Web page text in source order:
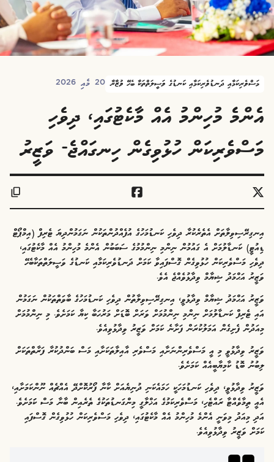
މަސްވެރިކަމާއި ދަނޑުވެރިކަމާއި ކަނޑުގެ ވަސީލަތްތަކާ ބެހޭ ވުޒާރާ 20 މެއި 2026
އެންމެ މުހިންމު އެއް މާކެޓުގައި، ދިވެހި
މަސްވެރިކަން ހުޅުވިގެން ހިނގައްޖެ- ވަޒީރު
އިނގިރޭސިވިލާތަށް އެތެރެކުރާ ދިވެހި ކަނޑުމަހުގެ އުފެއްދުންތަކުން ނަގަމުންދިޔަ ޓެރިފް (އިމްޕޯޓް
ޑިއުޓީ) ކަނޑާލުމަށް އެ ގައުމުން ނިންމި ނިންމުމުގެ ސަބަބުން އެންމެ މުހިންމު އެއް މާކެޓުގައި،
ދިވެހި މަސްވެރިކަން ހުޅުވިގެން ގޮސްފައިވާ ކަމަށް ދަނޑުވެރިކަމާއި ކަނޑުގެ ވަސީލަތްތަކާބެހޭ
ވަޒީރު އަޙްމަދު ޝިޔާމް ވިދާޅުވެއްޖެ އެވެ.
ވަޒީރު އަޙްމަދު ޝިޔާމް ވިދާޅުވީ، އިނގިރޭސިވިލާތުން ދިވެހި ކަނޑުމަހުގެ ބާވަތްތަކުން ނަގަމުން
އައި ޓެރިފް ކަނޑާލުމަށް ނިންމި ނިންމުމަށް ވަރަށް ބޮޑަށް މަރުހަބާ ކިޔާ ކަމަށެވެ. މި ނިންމުމަށް
މިއަދުން ފެށިގެން އަމަލުކުރަން ފަށާނެ ކަމަށް ވަޒީރު ވިދާޅުވިއެވެ.
ވަޒީރު ވިދާޅުވީ މި އީ މަސްވެރިންނަށާއި މަސްވެރި އާއިލާތަކަށާއި މަސް ބަންދުކުރާ ފަރާތްތަކަށް
ލިބުނު ބޮޑު ކާމިޔާބީއެއް ކަމަށެވެ.
ވަޒީރު ވިދާޅުވީ، ދިވެހި ކަނޑުމަހަކީ ހަމައެކަނި ދުނިޔެއަށް ކާނާ ފޯރުކޮށްދޭ އެއްޗެއް ނޫންކަމަށާއި،
އެއީ ތިމާވެއްޓާ ރައްޓެހި، މަސްވެރިކަމުގެ އަޚްލާގީ މިންގަނޑުތަކުގެ ތެރެއިން ބާނާ މަސް ކަަމަށެވެ.
އަދި މިއަދު މިވަނީ އެންމެ މުހިންމު އެއް މާކެޓުގައި، ދިވެހި މަސްވެރިކަން ހުޅުވިގެން ގޮސްފައި
ކަމަށް ވަޒީރު ވިދާޅުވިއެވެ.